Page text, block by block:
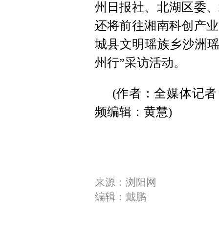
州日报社、北湖区委
还将前往湘南科创产
城县文明瑶族乡沙洲
州行”采访活动。
(作者：全媒体记
频编辑：黄慧)
来源：浏阳网
编辑：戴鹏